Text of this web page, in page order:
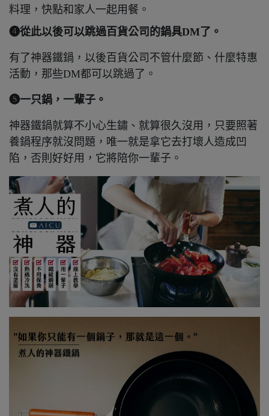
料理，快點和家人一起用餐。
❹從此以後可以跳過百貨公司的鍋具DM了。
有了神器鐵鍋，以後百貨公司不管什麼節、什麼特惠
活動，那些DM都可以跳過了。
❺一只鍋，一輩子。
神器鐵鍋就算不小心生鏽、就算很久沒用，只要照著
養鍋程序就沒問題，唯一就是拿它去打壞人造成凹
陷，否則好好用，它將陪你一輩子。